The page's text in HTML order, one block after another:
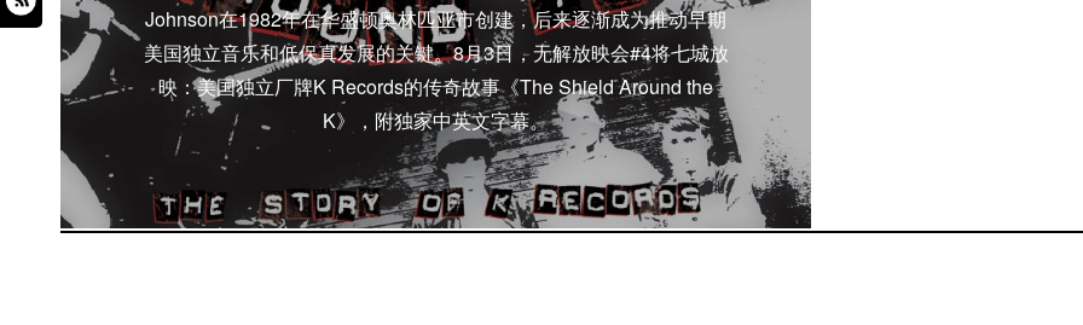
Johnson在1982年在华盛顿奥林匹亚市创建，后来逐渐成为推动早期
美国独立音乐和低保真发展的关键。8月3日，无解放映会#4将七城放
映：美国独立厂牌K Records的传奇故事《The Shield Around the
K》，附独家中英文字幕。